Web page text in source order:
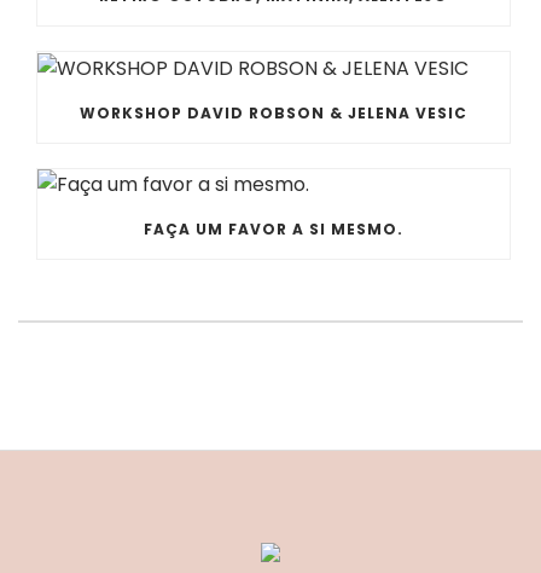
WORKSHOP DAVID ROBSON & JELENA VESIC
FAÇA UM FAVOR A SI MESMO.